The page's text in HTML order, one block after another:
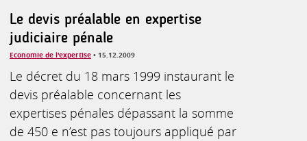
Le devis préalable en expertise
judiciaire pénale
Economie de l'expertise • 15.12.2009
Le décret du 18 mars 1999 instaurant le
devis préalable concernant les
expertises pénales dépassant la somme
de 450 e n’est pas toujours appliqué par